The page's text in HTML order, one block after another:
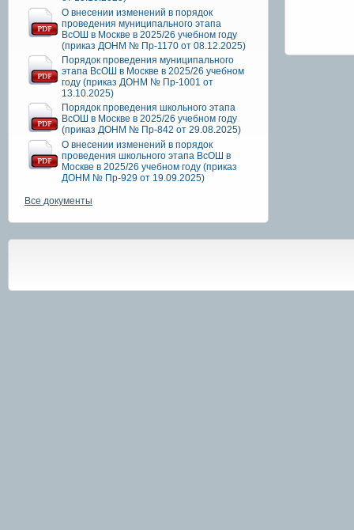
О внесении изменений в порядок
проведения муниципального этапа
ВсОШ в Москве в 2025/26 учебном году
(приказ ДОНМ № Пр-1170 от 08.12.2025)
Порядок проведения муниципального
этапа ВсОШ в Москве в 2025/26 учебном
году (приказ ДОНМ № Пр-1001 от
13.10.2025)
Порядок проведения школьного этапа
ВсОШ в Москве в 2025/26 учебном году
(приказ ДОНМ № Пр-842 от 29.08.2025)
О внесении изменений в порядок
проведения школьного этапа ВсОШ в
Москве в 2025/26 учебном году (приказ
ДОНМ № Пр-929 от 19.09.2025)
Все документы